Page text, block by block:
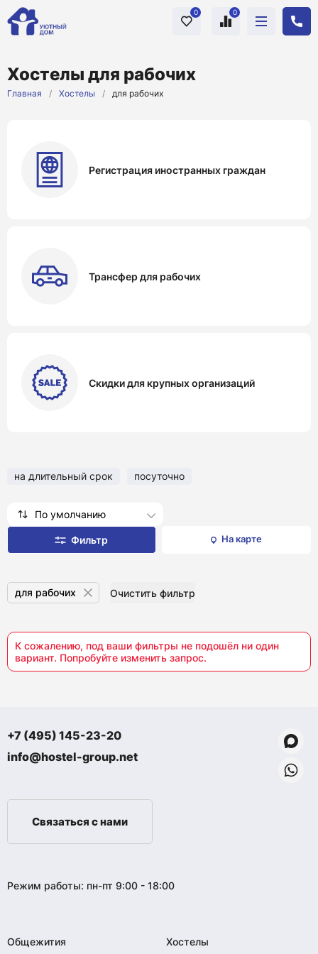
0 0
Хостелы для рабочих
Главная / Хостелы / для рабочих
Регистрация иностранных граждан
Трансфер для рабочих
Скидки для крупных организаций
на длительный срок посуточно
По умолчанию
На карте
Фильтр
для рабочих Очистить фильтр
К сожалению, под ваши фильтры не подошёл ни один
вариант. Попробуйте изменить запрос.
Общежития Хостелы
Режим работы: пн-пт 9:00 - 18:00
+7 (495) 145-23-20
info@hostel-group.net
Связаться с нами